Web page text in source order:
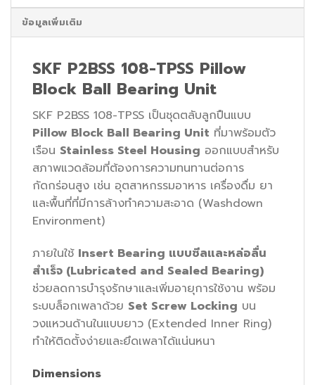
ข้อมูลเพิ่มเติม
SKF P2BSS 108-TPSS Pillow
Block Ball Bearing Unit
SKF P2BSS 108-TPSS เป็นชุดตลับลูกปืนแบบ
Pillow Block Ball Bearing Unit ที่มาพร้อมตัว
เรือน Stainless Steel Housing ออกแบบสำหรับ
สภาพแวดล้อมที่ต้องการความทนทานต่อการ
กัดกร่อนสูง เช่น อุตสาหกรรมอาหาร เครื่องดื่ม ยา
และพื้นที่ที่มีการล้างทำความสะอาด (Washdown
Environment)
ภายในใช้ Insert Bearing แบบซีลและหล่อลื่น
สำเร็จ (Lubricated and Sealed Bearing)
ช่วยลดการบำรุงรักษาและเพิ่มอายุการใช้งาน พร้อม
ระบบล็อกเพลาด้วย Set Screw Locking บน
วงแหวนด้านในแบบยาว (Extended Inner Ring)
ทำให้ติดตั้งง่ายและยึดเพลาได้แน่นหนา
Dimensions